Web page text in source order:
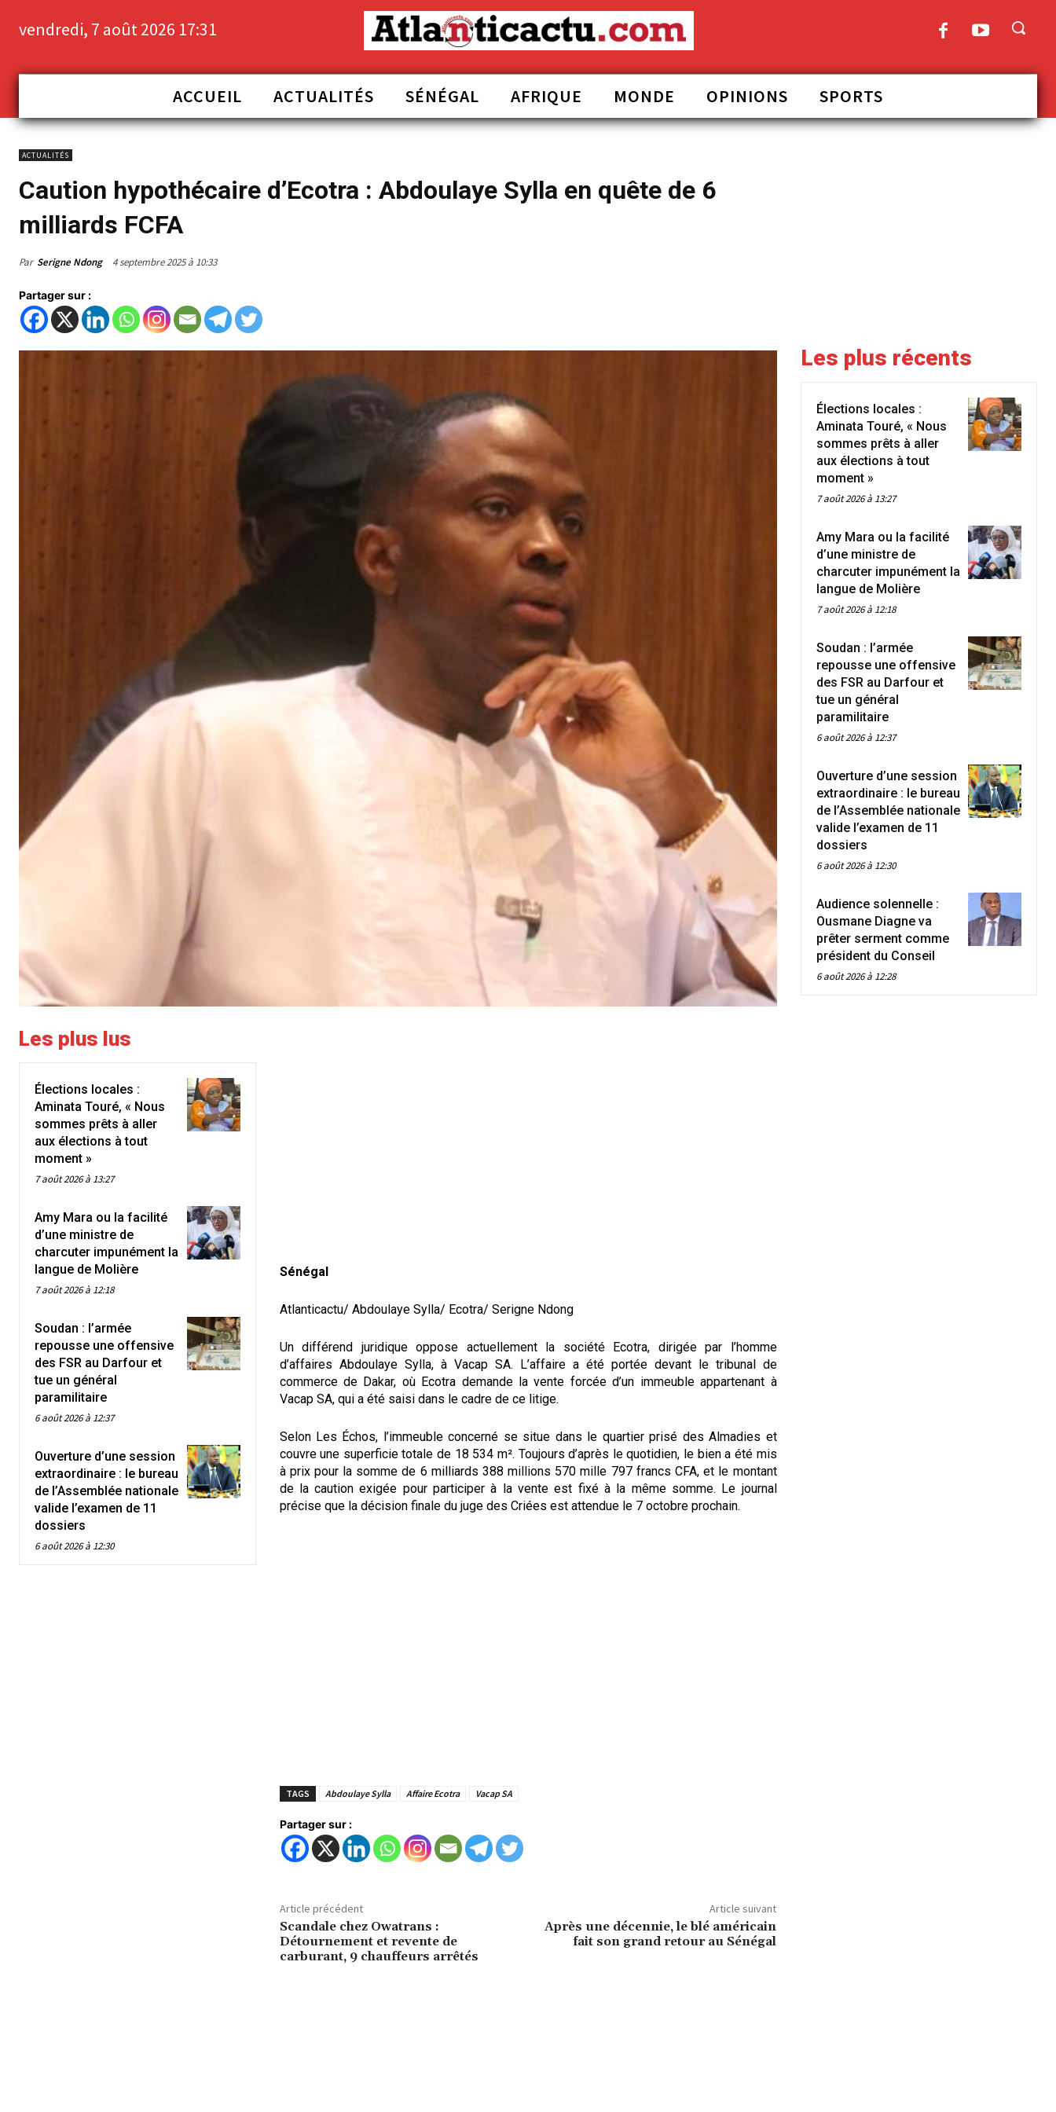
vendredi, 7 août 2026 17:31
ACCUEIL ACTUALITÉS SÉNÉGAL AFRIQUE MONDE OPINIONS SPORTS
ACTUALITÉS
Caution hypothécaire d’Ecotra : Abdoulaye Sylla en quête de 6
milliards FCFA
Par Serigne Ndong 4 septembre 2025 à 10:33
Partager sur :
Les plus lus
Élections locales :
Aminata Touré, « Nous
sommes prêts à aller
aux élections à tout
moment »
7 août 2026 à 13:27
Amy Mara ou la facilité
d’une ministre de
charcuter impunément la
langue de Molière
7 août 2026 à 12:18
Soudan : l’armée
repousse une offensive
des FSR au Darfour et
tue un général
paramilitaire
6 août 2026 à 12:37
Ouverture d’une session
extraordinaire : le bureau
de l’Assemblée nationale
valide l’examen de 11
dossiers
6 août 2026 à 12:30
Sénégal
Atlanticactu/ Abdoulaye Sylla/ Ecotra/ Serigne Ndong
Un différend juridique oppose actuellement la société Ecotra, dirigée par l’homme
d’affaires Abdoulaye Sylla, à Vacap SA. L’affaire a été portée devant le tribunal de
commerce de Dakar, où Ecotra demande la vente forcée d’un immeuble appartenant à
Vacap SA, qui a été saisi dans le cadre de ce litige.
Selon Les Échos, l’immeuble concerné se situe dans le quartier prisé des Almadies et
couvre une superficie totale de 18 534 m². Toujours d’après le quotidien, le bien a été mis
à prix pour la somme de 6 milliards 388 millions 570 mille 797 francs CFA, et le montant
de la caution exigée pour participer à la vente est fixé à la même somme. Le journal
précise que la décision finale du juge des Criées est attendue le 7 octobre prochain.
TAGS Abdoulaye Sylla Affaire Ecotra Vacap SA
Partager sur :
Article précédent
Scandale chez Owatrans :
Détournement et revente de
carburant, 9 chauffeurs arrêtés
Article suivant
Après une décennie, le blé américain
fait son grand retour au Sénégal
Les plus récents
Élections locales :
Aminata Touré, « Nous
sommes prêts à aller
aux élections à tout
moment »
7 août 2026 à 13:27
Amy Mara ou la facilité
d’une ministre de
charcuter impunément la
langue de Molière
7 août 2026 à 12:18
Soudan : l’armée
repousse une offensive
des FSR au Darfour et
tue un général
paramilitaire
6 août 2026 à 12:37
Ouverture d’une session
extraordinaire : le bureau
de l’Assemblée nationale
valide l’examen de 11
dossiers
6 août 2026 à 12:30
Audience solennelle :
Ousmane Diagne va
prêter serment comme
président du Conseil
6 août 2026 à 12:28